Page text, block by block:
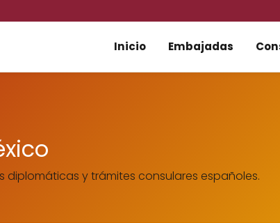
Inicio Embajadas
diplomáticas y trámites consulares españoles.